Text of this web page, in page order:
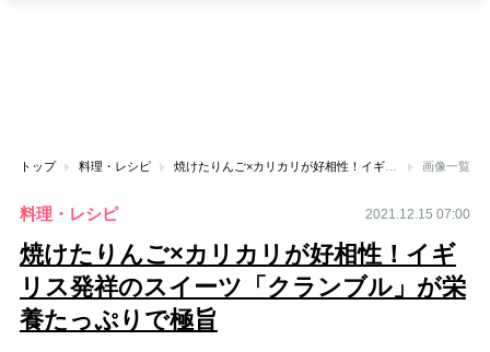
トップ 料理・レシピ 焼けたりんご×カリカリが好相性！イギリス発祥のスイーツ「クランブル」が栄養たっぷりで極旨 画像一覧
料理・レシピ 2021.12.15 07:00
焼けたりんご×カリカリが好相性！イギ
リス発祥のスイーツ「クランブル」が栄
養たっぷりで極旨